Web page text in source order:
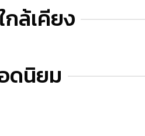
กล้เคียง
ดนิยม